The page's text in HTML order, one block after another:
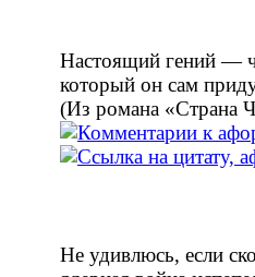
Настоящий гений —
который он сам
(Из романа «Страна
Не удивлюсь, если